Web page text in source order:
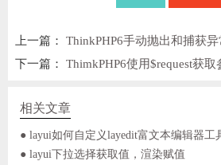
上一篇：ThinkPHP6手动抛出和捕获异
下一篇：ThimkPHP6使用$request获
相关文章
● layui如何自定义layedit富文本编辑器工
● layui下拉选择获取值，渲染赋值